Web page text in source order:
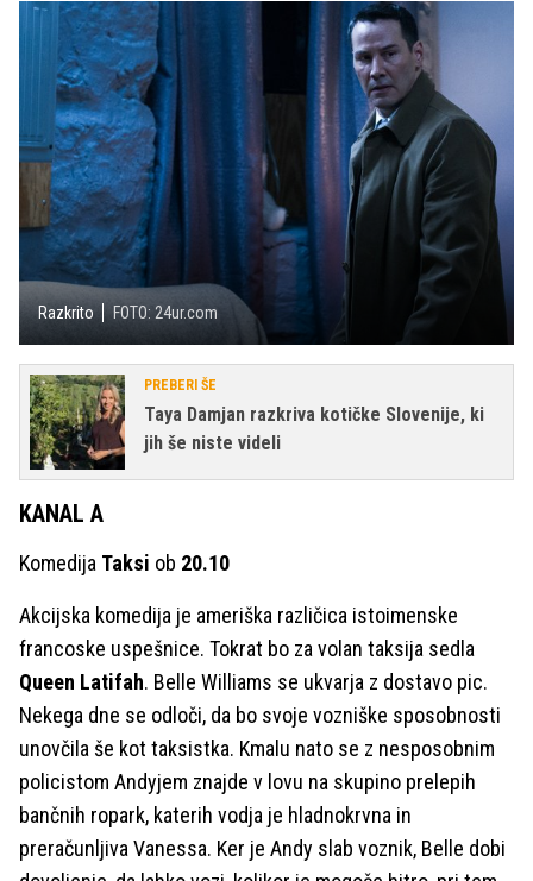
Razkrito FOTO: 24ur.com
PREBERI ŠE
Taya Damjan razkriva kotičke Slovenije, ki
jih še niste videli
KANAL A
Komedija Taksi ob 20.10
Akcijska komedija je ameriška različica istoimenske
francoske uspešnice. Tokrat bo za volan taksija sedla
Queen Latifah. Belle Williams se ukvarja z dostavo pic.
Nekega dne se odloči, da bo svoje vozniške sposobnosti
unovčila še kot taksistka. Kmalu nato se z nesposobnim
policistom Andyjem znajde v lovu na skupino prelepih
bančnih ropark, katerih vodja je hladnokrvna in
preračunljiva Vanessa. Ker je Andy slab voznik, Belle dobi